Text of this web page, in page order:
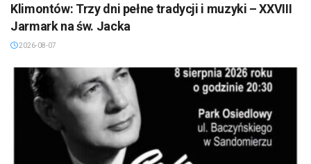
Klimontów: Trzy dni pełne tradycji i muzyki – XXVIII
Jarmark na św. Jacka
2026-08-07